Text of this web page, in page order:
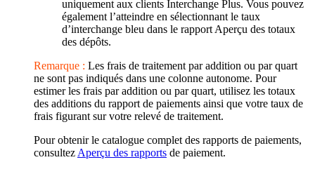
uniquement aux clients Interchange Plus. Vous pouvez
également l’atteindre en sélectionnant le taux
d’interchange bleu dans le rapport Aperçu des totaux
des dépôts.
Remarque : Les frais de traitement par addition ou par quart
ne sont pas indiqués dans une colonne autonome. Pour
estimer les frais par addition ou par quart, utilisez les totaux
des additions du rapport de paiements ainsi que votre taux de
frais figurant sur votre relevé de traitement.
Pour obtenir le catalogue complet des rapports de paiements,
consultez Aperçu des rapports de paiement.